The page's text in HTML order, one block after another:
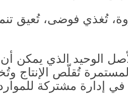
تُغذي فوضى، تُعيق
الوحيد الذي يمكن
تُقلّص الإنتاج
إدارة مشتركة